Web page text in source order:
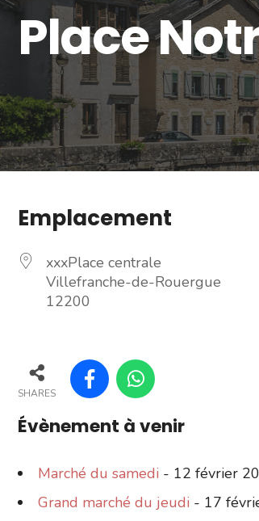
Place
Emplacement
xxxPlace centrale
Villefranche-de-Rouergue
12200
SHARES
Évènement à venir
Marché du samedi - 12 février
Grand marché du jeudi - 17